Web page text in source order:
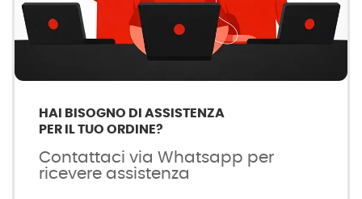
HAI BISOGNO DI ASSISTENZA
PER IL TUO ORDINE?
Contattaci via Whatsapp per
ricevere assistenza